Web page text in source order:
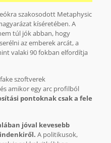
szakosodott Metaphysic
kíséretében. A
túl jók abban, hogy
az emberek arcát, a
valaki 90 fokban elfordítja
szoftverek
amikor egy arc profilból
pontoknak csak a fele
jóval kevesebb
A politikusok,